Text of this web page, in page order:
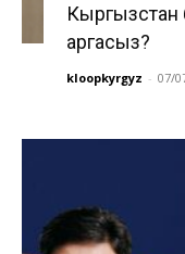
Кыргызстан
аргасыз?
kloopkyrgyz - 07/